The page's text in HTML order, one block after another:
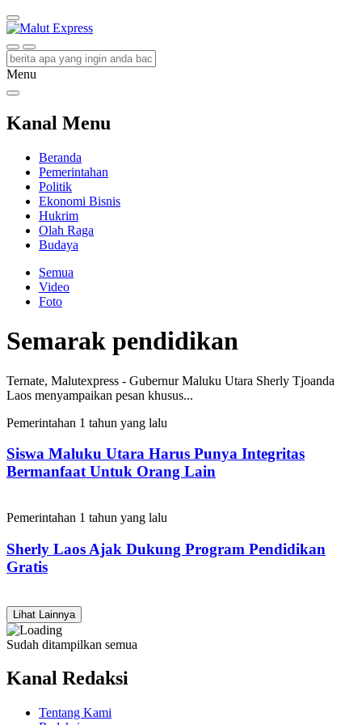
Malut Express
Berita Lebih Cepat
Menu
Kanal Menu
Beranda
Pemerintahan
Politik
Ekonomi Bisnis
Hukrim
Olah Raga
Budaya
Semua
Video
Foto
Semarak pendidikan
Ternate, Malutexpress - Gubernur Maluku Utara Sherly Tjoanda
Laos menyampaikan pesan khusus...
Pemerintahan 1 tahun yang lalu
Siswa Maluku Utara Harus Punya Integritas
Bermanfaat Untuk Orang Lain
Pemerintahan 1 tahun yang lalu
Sherly Laos Ajak Dukung Program Pendidikan
Gratis
Lihat Lainnya
Sudah ditampilkan semua
Kanal Redaksi
Tentang Kami